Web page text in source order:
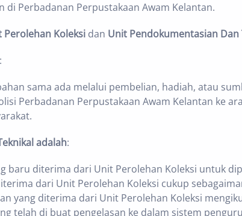
Perbadanan Perpustakaan Awam Kelantan.
Perolehan Koleksi dan Unit Pendokumentasian Dan
:
sama ada melalui pembelian, hadiah, atau
Perbadanan Perpustakaan Awam Kelantan ke
adalah:
baru diterima dari Unit Perolehan Koleksi untuk
dari Unit Perolehan Koleksi cukup
yang diterima dari Unit Perolehan Koleksi
telah di buat pengelasan ke dalam sistem